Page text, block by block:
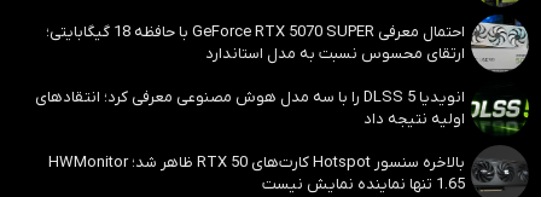
احتمال معرفی GeForce RTX 5070 SUPER با حافظه 18 گیگابایتی؛
ارتقای محسوس نسبت به مدل استاندارد
انویدیا DLSS 5 را با سه مدل هوش مصنوعی معرفی کرد؛ انتقادهای
اولیه نتیجه داد
بالاخره سنسور Hotspot کارت‌های RTX 50 ظاهر شد؛ HWMonitor
1.65 تنها نماینده نمایش نیست